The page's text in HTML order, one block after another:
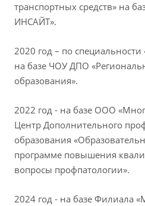
транспортных средств» на
ИНСАЙТ».
2020 год – по
на базе ЧОУ ДПО
образования».
2022 год - на базе ООО
Центр Дополнительного
образования
программе повышения
вопросы профпатологии».
2024 год - на базе Филиала